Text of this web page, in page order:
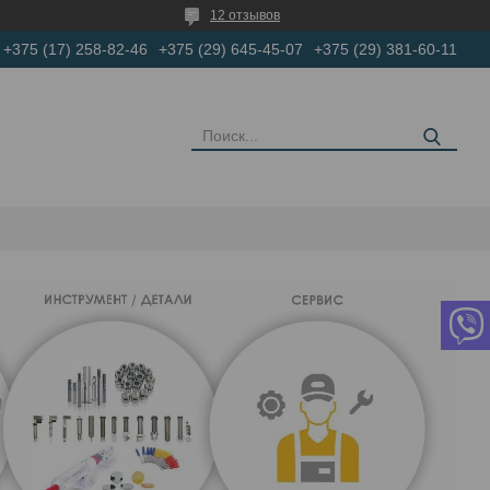
12 отзывов
+375 (17) 258-82-46 +375 (29) 645-45-07 +375 (29) 381-60-11